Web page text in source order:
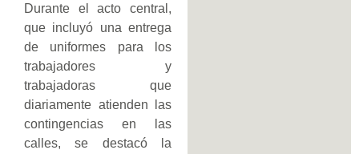
Durante el acto central,
que incluyó una entrega
de uniformes para los
trabajadores y
trabajadoras que
diariamente atienden las
contingencias en las
calles, se destacó la